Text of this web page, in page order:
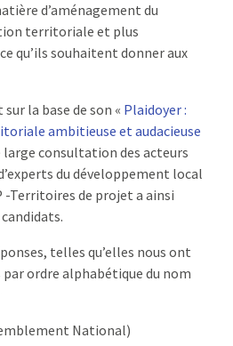
d’aménagement du
territoriale et plus
qu’ils souhaitent donner aux
sur la base de son « Plaidoyer :
ambitieuse et audacieuse
large consultation des acteurs
du développement local
-Territoires de projet a ainsi
telles qu’elles nous ont
par ordre alphabétique du nom
National)